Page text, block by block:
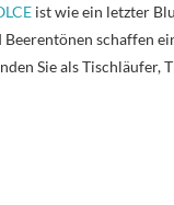
ist wie ein letzter
Beerentönen schaffen
Sie als Tischläufer,